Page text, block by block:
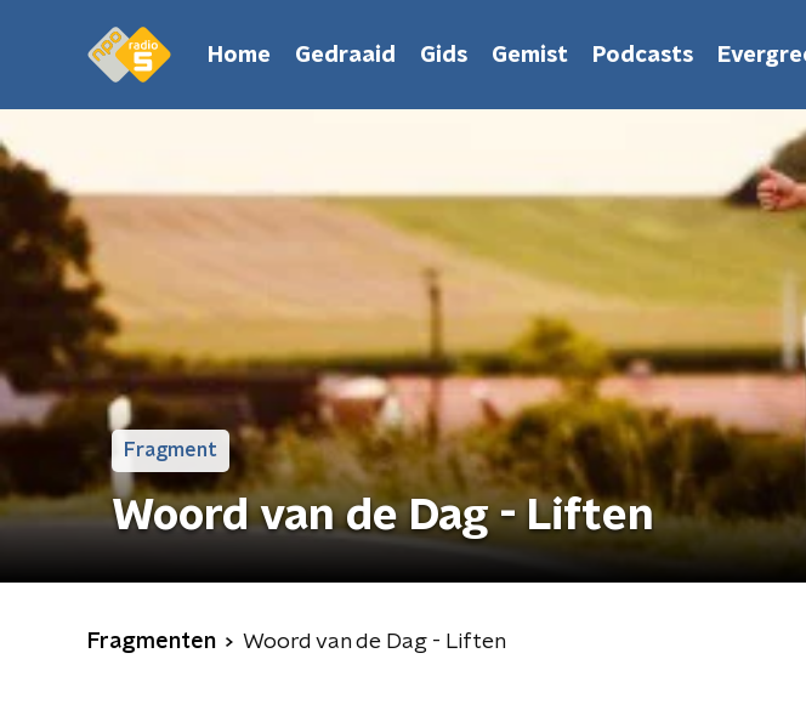
Home Gedraaid Gids Gemist Podcasts
Fragment
Woord van de Dag - Liften
Fragmenten Woord van de Dag - Liften